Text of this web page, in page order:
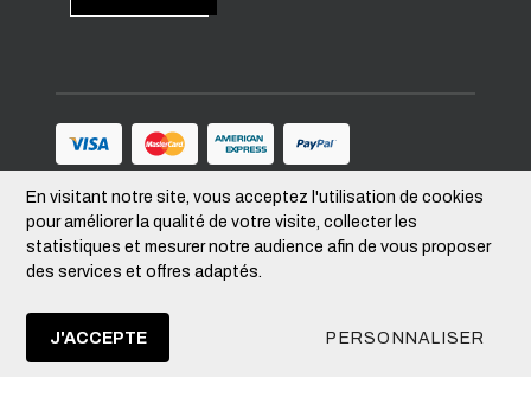
Suivez-nous
© 2026 MIEUX-VIVRE.QUÉBEC Tous droits
En visitant notre site, vous acceptez l'utilisation de cookies
pour améliorer la qualité de votre visite, collecter les
statistiques et mesurer notre audience afin de vous proposer
des services et offres adaptés.
J'ACCEPTE PERSONNALISER